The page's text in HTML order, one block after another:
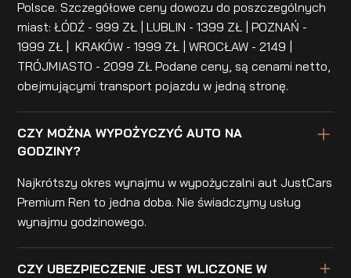
Polsce. Szczegółowe ceny dowozu do poszczególnych
miast: ŁÓDŹ - 999 ZŁ | LUBLIN - 1399 ZŁ | POZNAŃ -
1999 ZŁ | KRAKÓW - 1999 ZŁ | WROCŁAW - 2149 |
TRÓJMIASTO - 2099 ZŁ Podane ceny, są cenami netto,
obejmującymi transport pojazdu w jedną stronę.
CZY MOŻNA WYPOŻYCZYĆ AUTO NA
GODZINY?
Najkrótszy okres wynajmu w wypożyczalni aut JustCars
Premium Ren to jedna doba. Nie świadczymy usług
wynajmu godzinowego.
CZY UBEZPIECZENIE JEST WLICZONE W